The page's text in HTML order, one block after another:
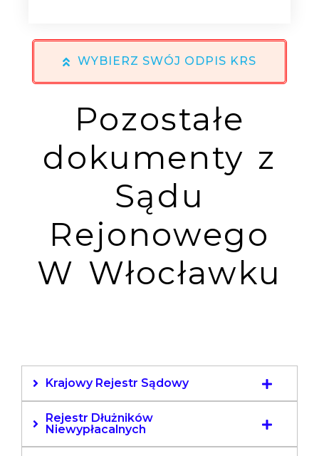
WYBIERZ SWÓJ ODPIS KRS
Pozostałe
dokumenty z
Sądu
Rejonowego
W Włocławku
Krajowy Rejestr Sądowy
Rejestr Dłużników
Niewypłacalnych